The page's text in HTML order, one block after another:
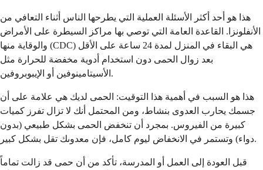
هذا هو أحد أكثر الأسئلة العملية التي يطرحها الناس أثناء التعافي من
الأنفلونزا. القاعدة العامة التي توصي بها مراكز السيطرة على الأمراض
والوقاية منها (CDC) هي البقاء في المنزل لمدة 24 ساعة على الأقل
بعد زوال الحمى دون استخدام أدوية مخفضة للحرارة مثل
الأسيتامينوفين أو الإيبوبروفين.
هذا هو السبب في أهمية هذا التوقيت: الحمى لديك هي علامة على أن
جسمك يحارب العدوى بنشاط، ومن المحتمل أنك لا تزال تفرز كميات
كبيرة من الفيروس. بمجرد أن تنخفض الحمى بشكل طبيعي (بدون
دواء) وتستمر في الانخفاض ليوم كامل، فإن معدوىك تقل بشكل كبير.
قبل العودة إلى العمل أو المدرسة، تأكد من أن حمى قد زالت تماماً